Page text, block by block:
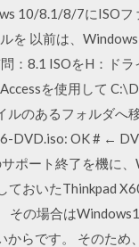
10/8.1/8/7にISO
を 以前は、
：8.1 ISOをH：ド
を使用して
のあるフォルダ
DVD.iso: OK # ←
ポート終了を機に
ておいたThinkpad
その場合は
らです。 そのた